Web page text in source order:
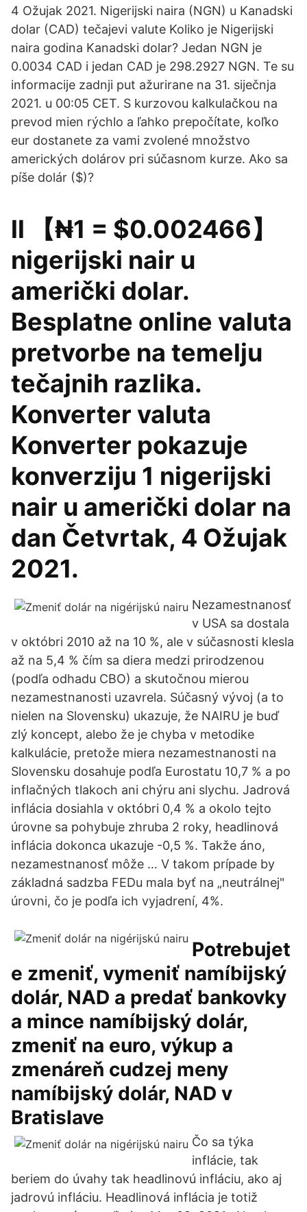
4 Ožujak 2021. Nigerijski naira (NGN) u Kanadski
dolar (CAD) tečajevi valute Koliko je Nigerijski
naira godina Kanadski dolar? Jedan NGN je
0.0034 CAD i jedan CAD je 298.2927 NGN. Te su
informacije zadnji put ažurirane na 31. siječnja
2021. u 00:05 CET. S kurzovou kalkulačkou na
prevod mien rýchlo a ľahko prepočítate, koľko
eur dostanete za vami zvolené množstvo
amerických dolárov pri súčasnom kurze. Ako sa
píše dolár ($)?
ll 【₦1 = $0.002466】
nigerijski nair u
američki dolar.
Besplatne online valuta
pretvorbe na temelju
tečajnih razlika.
Konverter valuta
Konverter pokazuje
konverziju 1 nigerijski
nair u američki dolar na
dan Četvrtak, 4 Ožujak
2021.
Nezamestnanosť
v USA sa dostala
v októbri 2010 až na 10 %, ale v súčasnosti klesla
až na 5,4 % čím sa diera medzi prirodzenou
(podľa odhadu CBO) a skutočnou mierou
nezamestnanosti uzavrela. Súčasný vývoj (a to
nielen na Slovensku) ukazuje, že NAIRU je buď
zlý koncept, alebo že je chyba v metodike
kalkulácie, pretože miera nezamestnanosti na
Slovensku dosahuje podľa Eurostatu 10,7 % a po
inflačných tlakoch ani chýru ani slychu. Jadrová
inflácia dosiahla v októbri 0,4 % a okolo tejto
úrovne sa pohybuje zhruba 2 roky, headlinová
inflácia dokonca ukazuje -0,5 %. Takže áno,
nezamestnanosť môže … V takom prípade by
základná sadzba FEDu mala byť na „neutrálnej"
úrovni, čo je podľa ich vyjadrení, 4%.
Potrebujet
e zmeniť, vymeniť namíbijský
dolár, NAD a predať bankovky
a mince namíbijský dolár,
zmeniť na euro, výkup a
zmenáreň cudzej meny
namíbijský dolár, NAD v
Bratislave
Čo sa týka
inflácie, tak
beriem do úvahy tak headlinovú infláciu, ako aj
jadrovú infláciu. Headlinová inflácia je totiž